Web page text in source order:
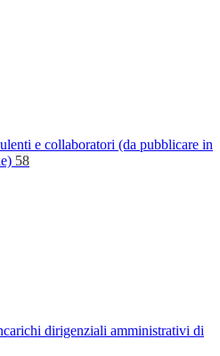
e collaboratori (da pubblicare in
58
dirigenziali amministrativi di